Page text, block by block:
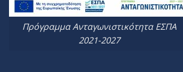
Πρόγραμμα Ανταγωνιστικότητα ΕΣΠΑ
2021-2027